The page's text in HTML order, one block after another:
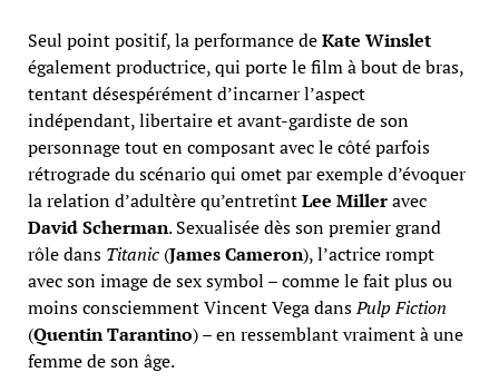
Seul point positif, la performance deKate Winslet
également productrice, qui porte le film à bout de bras,
tentant désespérément d’incarner l’aspect
indépendant, libertaire et avant-gardiste de son
personnage tout en composant avec le côté parfois
rétrograde du scénario qui omet par exemple d’évoquer
la relation d’adultère qu’entretîntLee Milleravec
David Scherman. Sexualisée dès son premier grand
rôle dans Titanic(James Cameron), l’actrice rompt
avec son image de sex symbol – comme le fait plus ou
moins consciemment Vincent Vega dansPulp Fiction
(Quentin Tarantino) – en ressemblant vraiment à une
femme de son âge.